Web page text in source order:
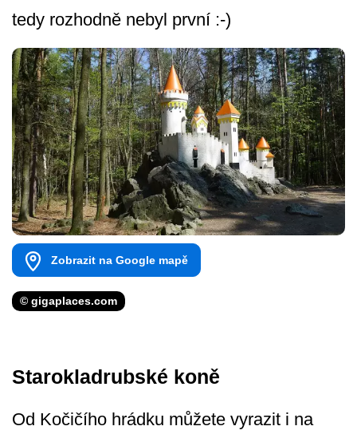
tedy rozhodně nebyl první :-)
Zobrazit na Google mapě
© gigaplaces.com
Starokladrubské koně
Od Kočičího hrádku můžete vyrazit i na